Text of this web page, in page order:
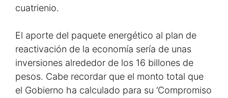
cuatrienio.
El aporte del paquete energético al plan de
reactivación de la economía sería de unas
inversiones alrededor de los 16 billones de
pesos. Cabe recordar que el monto total que
el Gobierno ha calculado para su ‘Compromiso